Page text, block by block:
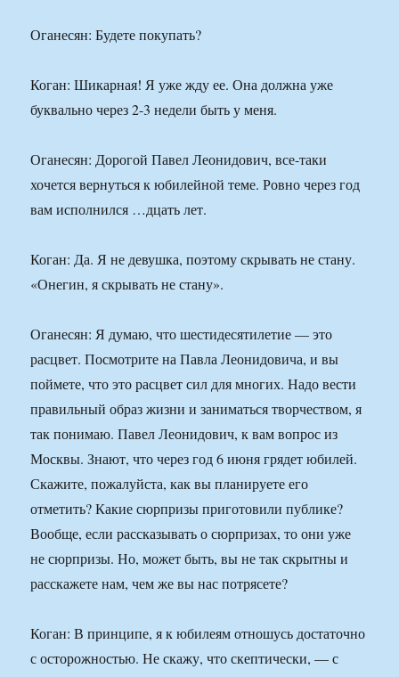
Оганесян: Будете покупать?
Коган: Шикарная! Я уже жду ее. Она должна уже
буквально через 2-3 недели быть у меня.
Оганесян: Дорогой Павел Леонидович, все-таки
хочется вернуться к юбилейной теме. Ровно через год
вам исполнился …дцать лет.
Коган: Да. Я не девушка, поэтому скрывать не стану.
«Онегин, я скрывать не стану».
Оганесян: Я думаю, что шестидесятилетие — это
расцвет. Посмотрите на Павла Леонидовича, и вы
поймете, что это расцвет сил для многих. Надо вести
правильный образ жизни и заниматься творчеством, я
так понимаю. Павел Леонидович, к вам вопрос из
Москвы. Знают, что через год 6 июня грядет юбилей.
Скажите, пожалуйста, как вы планируете его
отметить? Какие сюрпризы приготовили публике?
Вообще, если рассказывать о сюрпризах, то они уже
не сюрпризы. Но, может быть, вы не так скрытны и
расскажете нам, чем же вы нас потрясете?
Коган: В принципе, я к юбилеям отношусь достаточно
с осторожностью. Не скажу, что скептически, — с